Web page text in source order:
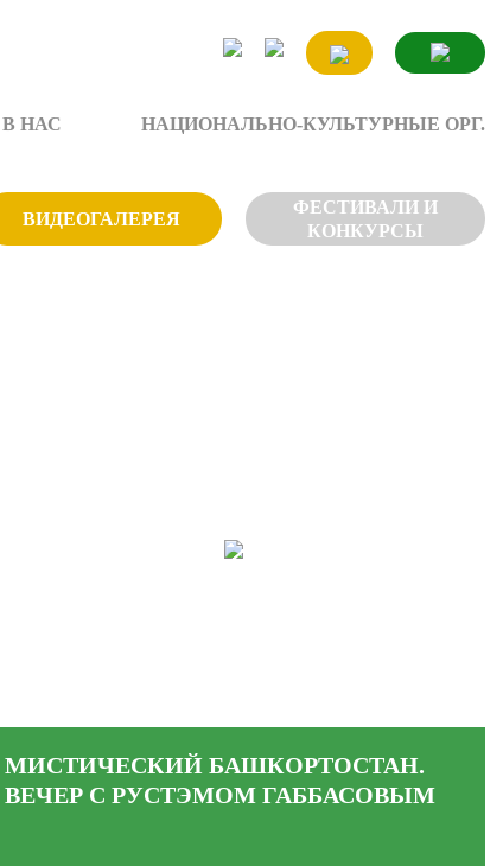
НАС НАЦИОНАЛЬНО-КУЛЬТУРНЫЕ ОРГ.
ВИДЕОГАЛЕРЕЯ
ФЕСТИВАЛИ И
КОНКУРСЫ
МИСТИЧЕСКИЙ БАШКОРТОСТАН.
ВЕЧЕР С РУСТЭМОМ ГАББАСОВЫМ